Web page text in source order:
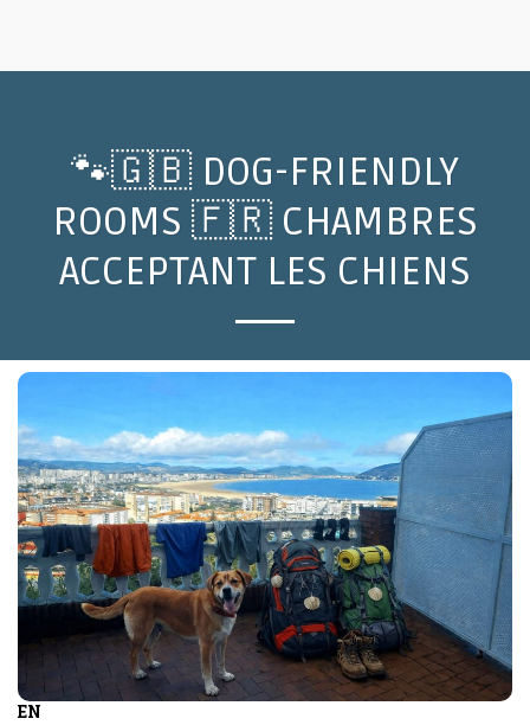
🐾🇬🇧 DOG-FRIENDLY
ROOMS 🇫🇷 CHAMBRES
ACCEPTANT LES CHIENS
EN